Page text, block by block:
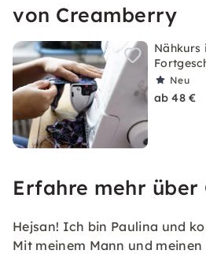
von Creamberry
Nähkurs
Neu
ab 48 €
Erfahre mehr
Hejsan! Ich bin Paulina und
Mit meinem Mann und